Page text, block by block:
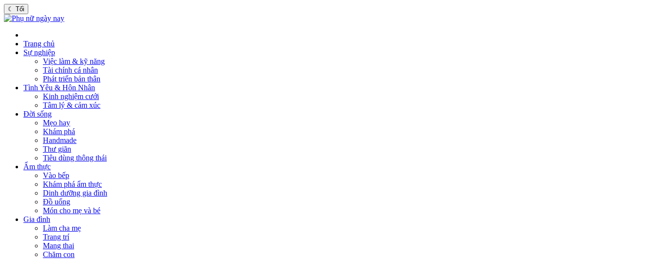
☾ Tối
Trang chủ
Sự nghiệp
Việc làm & kỹ năng
Tài chính cá nhân
Phát triển bản thân
Tình Yêu & Hôn Nhân
Kinh nghiệm cưới
Tâm lý & cảm xúc
Đời sống
Mẹo hay
Khám phá
Handmade
Thư giãn
Tiêu dùng thông thái
Ẩm thực
Vào bếp
Khám phá ẩm thực
Dinh dưỡng gia đình
Đồ uống
Món cho mẹ và bé
Gia đình
Làm cha mẹ
Trang trí
Mang thai
Chăm con